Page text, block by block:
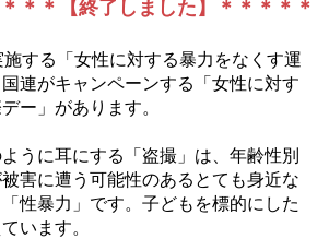
＊＊【終了しました】＊＊＊＊＊
する「女性に対する暴力をなくす運
連がキャンペーンする「女性に対す
ー」があります。
うに耳にする「盗撮」は、年齢性別
害に遭う可能性のあるとても身近な
「性暴力」です。子どもを標的にした
います。